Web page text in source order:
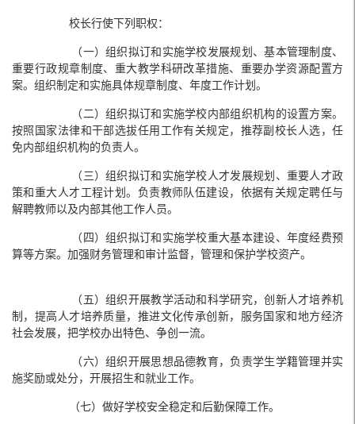
校长行使下列职权：
（一）组织拟订和实施学校发展规划、基本管理制度、
重要行政规章制度、重大教学科研改革措施、重要办学资源配置方
案。组织制定和实施具体规章制度、年度工作计划。
（二）组织拟订和实施学校内部组织机构的设置方案。
按照国家法律和干部选拔任用工作有关规定，推荐副校长人选，任
免内部组织机构的负责人。
（三）组织拟订和实施学校人才发展规划、重要人才政
策和重大人才工程计划。负责教师队伍建设，依据有关规定聘任与
解聘教师以及内部其他工作人员。
（四）组织拟订和实施学校重大基本建设、年度经费预
算等方案。加强财务管理和审计监督，管理和保护学校资产。
（五）组织开展教学活动和科学研究，创新人才培养机
制，提高人才培养质量，推进文化传承创新，服务国家和地方经济
社会发展，把学校办出特色、争创一流。
（六）组织开展思想品德教育，负责学生学籍管理并实
施奖励或处分，开展招生和就业工作。
（七）做好学校安全稳定和后勤保障工作。